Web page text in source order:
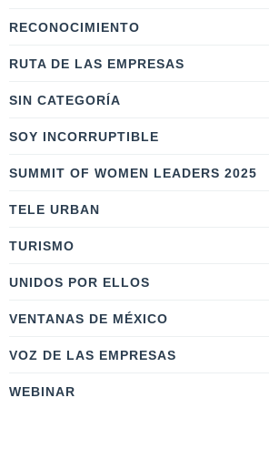
RECONOCIMIENTO
RUTA DE LAS EMPRESAS
SIN CATEGORÍA
SOY INCORRUPTIBLE
SUMMIT OF WOMEN LEADERS 2025
TELE URBAN
TURISMO
UNIDOS POR ELLOS
VENTANAS DE MÉXICO
VOZ DE LAS EMPRESAS
WEBINAR